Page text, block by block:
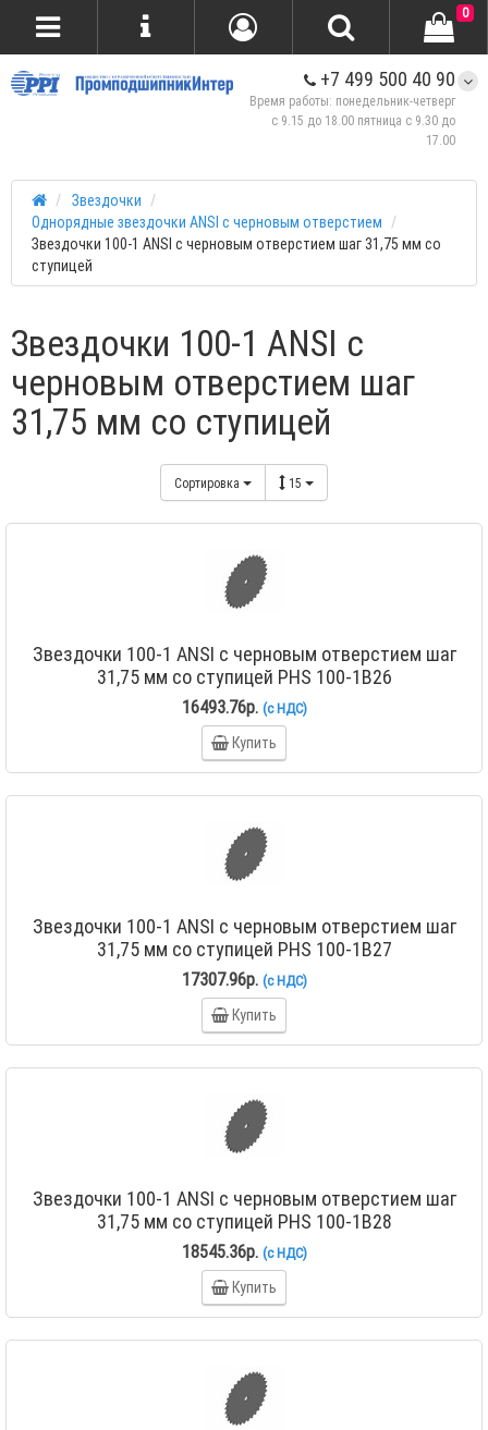
+7 499 500 40 90
Время работы: понедельник-четверг
с 9.15 до 18.00 пятница с 9.30 до
17.00
0
Звездочки
Однорядные звездочки ANSI с черновым отверстием
Звездочки 100-1 ANSI с черновым отверстием шаг 31,75 мм со
ступицей
Звездочки 100-1 ANSI с
черновым отверстием шаг
31,75 мм со ступицей
Сортировка 15
Звездочки 100-1 ANSI с черновым отверстием шаг
31,75 мм со ступицей PHS 100-1B26
16493.76р. (с НДС)
Купить
Звездочки 100-1 ANSI с черновым отверстием шаг
31,75 мм со ступицей PHS 100-1B27
17307.96р. (с НДС)
Купить
Звездочки 100-1 ANSI с черновым отверстием шаг
31,75 мм со ступицей PHS 100-1B28
18545.36р. (с НДС)
Купить